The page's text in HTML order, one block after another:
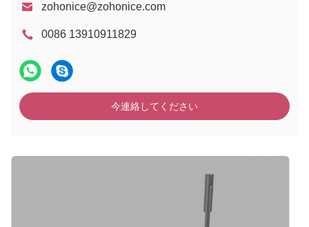
zohonice@zohonice.com
0086 13910911829
今連絡してください